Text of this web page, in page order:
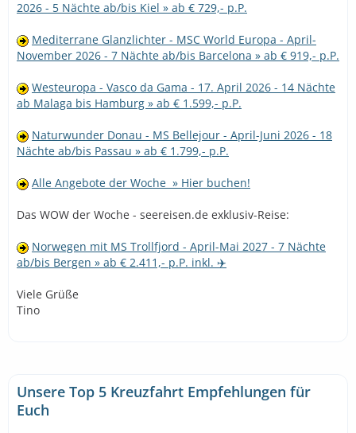
2026 - 5 Nächte ab/bis Kiel » ab € 729,- p.P.
Mediterrane Glanzlichter - MSC World Europa - April-
November 2026 - 7 Nächte ab/bis Barcelona » ab € 919,- p.P.
Westeuropa - Vasco da Gama - 17. April 2026 - 14 Nächte
ab Malaga bis Hamburg » ab € 1.599,- p.P.
Naturwunder Donau - MS Bellejour - April-Juni 2026 - 18
Nächte ab/bis Passau » ab € 1.799,- p.P.
Alle Angebote der Woche » Hier buchen!
Das WOW der Woche - seereisen.de exklusiv-Reise:
Norwegen mit MS Trollfjord - April-Mai 2027 - 7 Nächte
ab/bis Bergen » ab € 2.411,- p.P. inkl. ✈️
Viele Grüße
Tino
Unsere Top 5 Kreuzfahrt Empfehlungen für
Euch